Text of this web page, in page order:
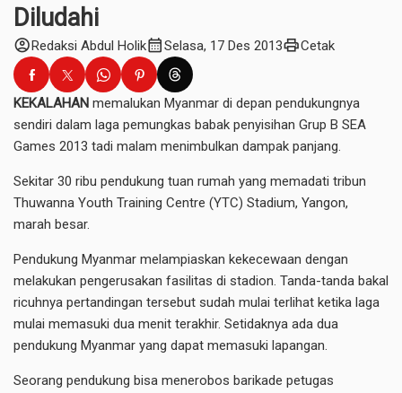
Diludahi
account_circleRedaksi Abdul Holikcalendar_monthSelasa, 17 Des 2013printCetak
KEKALAHAN memalukan Myanmar di depan pendukungnya
sendiri dalam laga pemungkas babak penyisihan Grup B SEA
Games 2013 tadi malam menimbulkan dampak panjang.
Sekitar 30 ribu pendukung tuan rumah yang memadati tribun
Thuwanna Youth Training Centre (YTC) Stadium, Yangon,
marah besar.
Pendukung Myanmar melampiaskan kekecewaan dengan
melakukan pengerusakan fasilitas di stadion. Tanda-tanda bakal
ricuhnya pertandingan tersebut sudah mulai terlihat ketika laga
mulai memasuki dua menit terakhir. Setidaknya ada dua
pendukung Myanmar yang dapat memasuki lapangan.
Seorang pendukung bisa menerobos barikade petugas